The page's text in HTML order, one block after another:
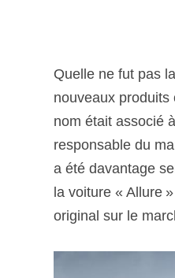
Quelle ne fut pas
nouveaux produits
nom était associé
responsable du
a été davantage
la voiture « Allure
original sur le